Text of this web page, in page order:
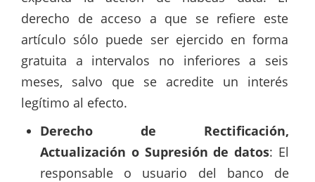
derecho de acceso a que se refiere este
artículo sólo puede ser ejercido en forma
gratuita a intervalos no inferiores a seis
meses, salvo que se acredite un interés
legítimo al efecto.
Derecho de Rectificación,
Actualización o Supresión de datos: El
responsable o usuario del banco de